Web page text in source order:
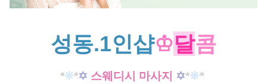
성동.1인샵♔달콤
*❊*✡ 스웨디시 마사지 ✡*❊*